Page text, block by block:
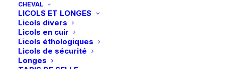
CHEVAL
LICOLS ET LONGES
Licols divers
Licols en cuir
Licols éthologiques
Licols de sécurité
Longes